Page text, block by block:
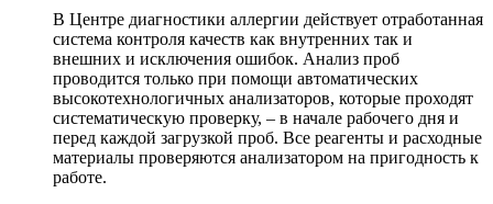
В Центре диагностики аллергии действует отработанная
система контроля качеств как внутренних так и
внешних и исключения ошибок. Анализ проб
проводится только при помощи автоматических
высокотехнологичных анализаторов, которые проходят
систематическую проверку, – в начале рабочего дня и
перед каждой загрузкой проб. Все реагенты и расходные
материалы проверяются анализатором на пригодность к
работе.